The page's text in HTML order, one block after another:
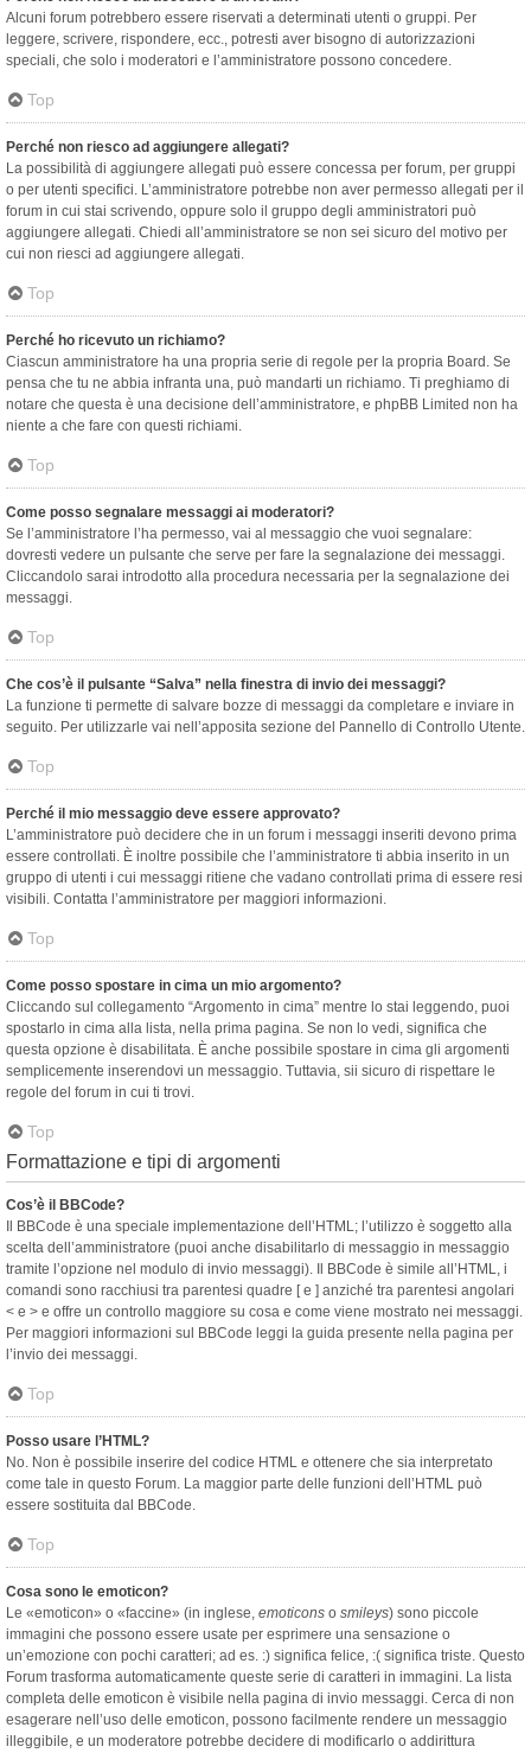
Alcuni forum potrebbero essere riservati a determinati utenti o gruppi. Per
leggere, scrivere, rispondere, ecc., potresti aver bisogno di autorizzazioni
speciali, che solo i moderatori e l’amministratore possono concedere.
Top
Perché non riesco ad aggiungere allegati?
La possibilità di aggiungere allegati può essere concessa per forum, per gruppi
o per utenti specifici. L’amministratore potrebbe non aver permesso allegati per il
forum in cui stai scrivendo, oppure solo il gruppo degli amministratori può
aggiungere allegati. Chiedi all’amministratore se non sei sicuro del motivo per
cui non riesci ad aggiungere allegati.
Top
Perché ho ricevuto un richiamo?
Ciascun amministratore ha una propria serie di regole per la propria Board. Se
pensa che tu ne abbia infranta una, può mandarti un richiamo. Ti preghiamo di
notare che questa è una decisione dell’amministratore, e phpBB Limited non ha
niente a che fare con questi richiami.
Top
Come posso segnalare messaggi ai moderatori?
Se l’amministratore l’ha permesso, vai al messaggio che vuoi segnalare:
dovresti vedere un pulsante che serve per fare la segnalazione dei messaggi.
Cliccandolo sarai introdotto alla procedura necessaria per la segnalazione dei
messaggi.
Top
Che cos’è il pulsante “Salva” nella finestra di invio dei messaggi?
La funzione ti permette di salvare bozze di messaggi da completare e inviare in
seguito. Per utilizzarle vai nell’apposita sezione del Pannello di Controllo Utente.
Top
Perché il mio messaggio deve essere approvato?
L’amministratore può decidere che in un forum i messaggi inseriti devono prima
essere controllati. È inoltre possibile che l’amministratore ti abbia inserito in un
gruppo di utenti i cui messaggi ritiene che vadano controllati prima di essere resi
visibili. Contatta l’amministratore per maggiori informazioni.
Top
Come posso spostare in cima un mio argomento?
Cliccando sul collegamento “Argomento in cima” mentre lo stai leggendo, puoi
spostarlo in cima alla lista, nella prima pagina. Se non lo vedi, significa che
questa opzione è disabilitata. È anche possibile spostare in cima gli argomenti
semplicemente inserendovi un messaggio. Tuttavia, sii sicuro di rispettare le
regole del forum in cui ti trovi.
Top
Formattazione e tipi di argomenti
Cos’è il BBCode?
Il BBCode è una speciale implementazione dell’HTML; l’utilizzo è soggetto alla
scelta dell’amministratore (puoi anche disabilitarlo di messaggio in messaggio
tramite l’opzione nel modulo di invio messaggi). Il BBCode è simile all’HTML, i
comandi sono racchiusi tra parentesi quadre [ e ] anziché tra parentesi angolari
< e > e offre un controllo maggiore su cosa e come viene mostrato nei messaggi.
Per maggiori informazioni sul BBCode leggi la guida presente nella pagina per
l’invio dei messaggi.
Top
Posso usare l’HTML?
No. Non è possibile inserire del codice HTML e ottenere che sia interpretato
come tale in questo Forum. La maggior parte delle funzioni dell’HTML può
essere sostituita dal BBCode.
Top
Cosa sono le emoticon?
Le «emoticon» o «faccine» (in inglese, emoticons o smileys) sono piccole
immagini che possono essere usate per esprimere una sensazione o
un’emozione con pochi caratteri; ad es. :) significa felice, :( significa triste. Questo
Forum trasforma automaticamente queste serie di caratteri in immagini. La lista
completa delle emoticon è visibile nella pagina di invio messaggi. Cerca di non
esagerare nell’uso delle emoticon, possono facilmente rendere un messaggio
illeggibile, e un moderatore potrebbe decidere di modificarlo o addirittura